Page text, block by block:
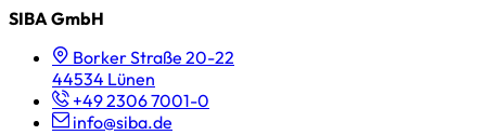
SIBA GmbH
Borker Straße 20-22
44534 Lünen
+49 2306 7001-0
info@siba.de